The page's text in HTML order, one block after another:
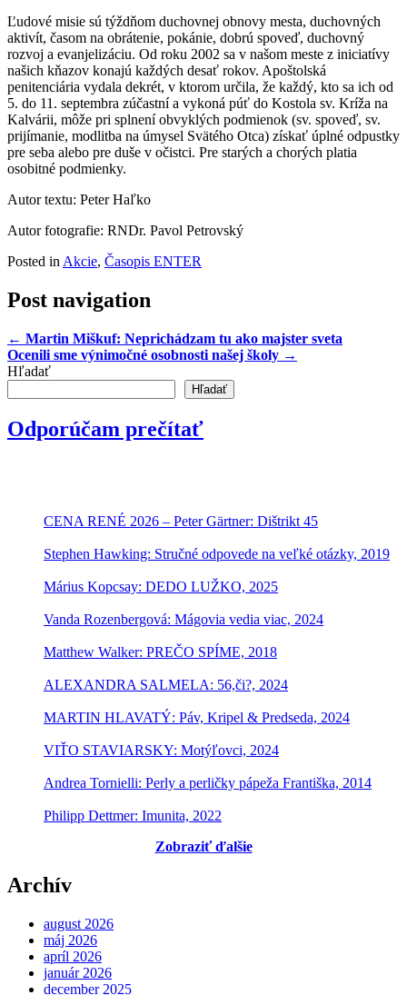
Ľudové misie sú týždňom duchovnej obnovy mesta, duchovných
aktivít, časom na obrátenie, pokánie, dobrú spoveď, duchovný
rozvoj a evanjelizáciu. Od roku 2002 sa v našom meste z iniciatívy
našich kňazov konajú každých desať rokov. Apoštolská
penitenciária vydala dekrét, v ktorom určila, že každý, kto sa ich od
5. do 11. septembra zúčastní a vykoná púť do Kostola sv. Kríža na
Kalvárii, môže pri splnení obvyklých podmienok (sv. spoveď, sv.
prijímanie, modlitba na úmysel Svätého Otca) získať úplné odpustky
pre seba alebo pre duše v očistci. Pre starých a chorých platia
osobitné podmienky.
Autor textu: Peter Haľko
Autor fotografie: RNDr. Pavol Petrovský
Posted inAkcie, Časopis ENTER
Post navigation
← Martin Miškuf: Neprichádzam tu ako majster sveta
Ocenili sme výnimočné osobnosti našej školy →
Hľadať
Hľadať
Odporúčam prečítať
CENA RENÉ 2026 – Peter Gärtner: Dištrikt 45
Stephen Hawking: Stručné odpovede na veľké otázky, 2019
Márius Kopcsay: DEDO LUŽKO, 2025
Vanda Rozenbergová: Mágovia vedia viac, 2024
Matthew Walker: PREČO SPÍME, 2018
ALEXANDRA SALMELA: 56,či?, 2024
MARTIN HLAVATÝ: Páv, Kripel & Predseda, 2024
VIŤO STAVIARSKY: Motýľovci, 2024
Andrea Tornielli: Perly a perličky pápeža Františka, 2014
Philipp Dettmer: Imunita, 2022
Zobraziť ďalšie
Archív
august 2026
máj 2026
apríl 2026
január 2026
december 2025